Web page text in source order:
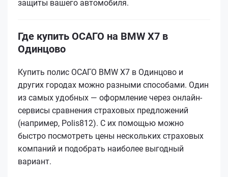
защиты вашего автомобиля.
Где купить ОСАГО на BMW X7 в
Одинцово
Купить полис ОСАГО BMW X7 в Одинцово и
других городах можно разными способами. Один
из самых удобных — оформление через онлайн-
сервисы сравнения страховых предложений
(например, Polis812). С их помощью можно
быстро посмотреть цены нескольких страховых
компаний и подобрать наиболее выгодный
вариант.